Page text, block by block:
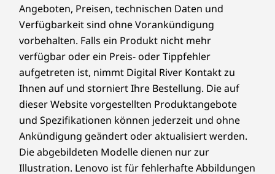
Angeboten, Preisen, technischen Daten und
Verfügbarkeit sind ohne Vorankündigung
vorbehalten. Falls ein Produkt nicht mehr
verfügbar oder ein Preis- oder Tippfehler
aufgetreten ist, nimmt Digital River Kontakt zu
Ihnen auf und storniert Ihre Bestellung. Die auf
dieser Website vorgestellten Produktangebote
und Spezifikationen können jederzeit und ohne
Ankündigung geändert oder aktualisiert werden.
Die abgebildeten Modelle dienen nur zur
Illustration. Lenovo ist für fehlerhafte Abbildungen